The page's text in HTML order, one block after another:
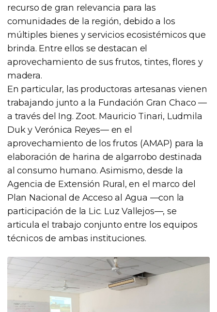
recurso de gran relevancia para las
comunidades de la región, debido a los
múltiples bienes y servicios ecosistémicos que
brinda. Entre ellos se destacan el
aprovechamiento de sus frutos, tintes, flores y
madera.
En particular, las productoras artesanas vienen
trabajando junto a la Fundación Gran Chaco —
a través del Ing. Zoot. Mauricio Tinari, Ludmila
Duk y Verónica Reyes— en el
aprovechamiento de los frutos (AMAP) para la
elaboración de harina de algarrobo destinada
al consumo humano. Asimismo, desde la
Agencia de Extensión Rural, en el marco del
Plan Nacional de Acceso al Agua —con la
participación de la Lic. Luz Vallejos—, se
articula el trabajo conjunto entre los equipos
técnicos de ambas instituciones.